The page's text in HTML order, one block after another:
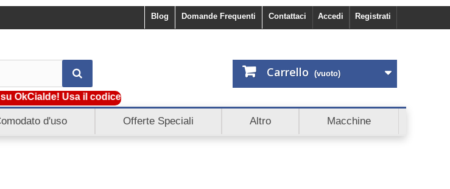
Registrati
Accedi
Contattaci
Domande Frequenti
Blog
Carrello (vuoto)
Usa il codice SCONTO5 e ottieni subito 5€ di sconto. Scopri anche Cashback e
d'uso Offerte Speciali Altro Macchine